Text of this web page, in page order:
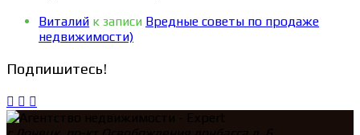
Виталий к записи Вредные советы по продаже
недвижимости)
Подпишитесь!